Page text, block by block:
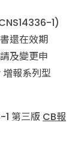
1)
還在效期
及變更申
報系列型
第三版 CB報